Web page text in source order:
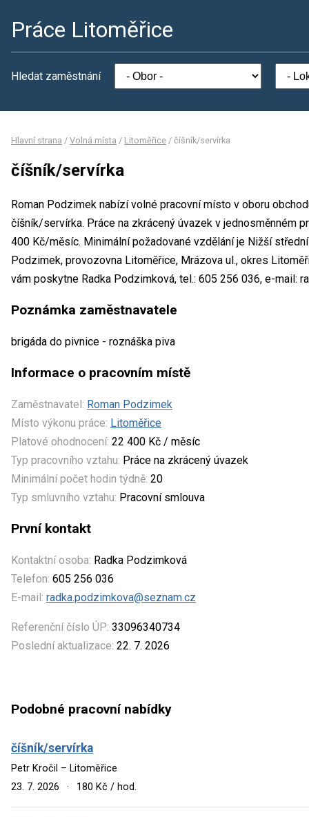
Práce Litoměřice
Hledat zaměstnání
Hlavní strana / Volná místa / Litoměřice / číšník/servírka
číšník/servírka
Roman Podzimek nabízí volné pracovní místo v oboru
číšník/servírka. Práce na zkrácený úvazek v jednosměnném
400 Kč/měsíc. Minimální požadované vzdělání je Nižší
Podzimek, provozovna Litoměřice, Mrázova ul., okres
vám poskytne Radka Podzimková, tel.: 605 256 036, e-mail:
Poznámka zaměstnavatele
brigáda do pivnice - roznáška piva
Informace o pracovním místě
Zaměstnavatel: Roman Podzimek
Místo výkonu práce: Litoměřice
Platové ohodnocení: 22 400 Kč / měsíc
Typ pracovního vztahu: Práce na zkrácený úvazek
Minimální počet hodin týdně: 20
Typ smluvního vztahu: Pracovní smlouva
První kontakt
Kontaktní osoba: Radka Podzimková
Telefon: 605 256 036
E-mail: radka.podzimkova@seznam.cz
Referenční číslo ÚP: 33096340734
Poslední aktualizace: 22. 7. 2026
Podobné pracovní nabídky
číšník/servírka
Petr Kročil – Litoměřice
23. 7. 2026
· 180 Kč / hod.